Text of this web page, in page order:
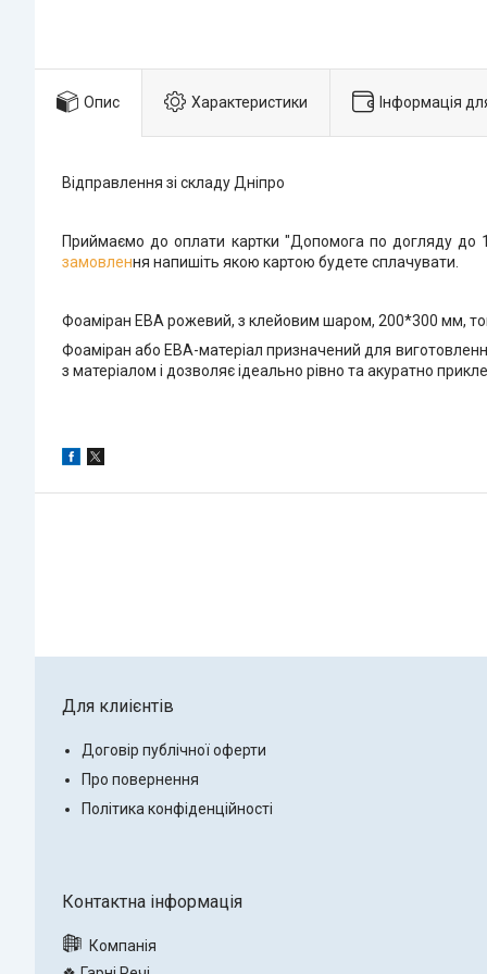
Опис Характеристики Інформація
Відправлення зі складу Дніпро
Приймаємо до оплати картки "Допомога по догляду
замовлення напишіть якою картою будете сплачувати.
Фоаміран ЕВА рожевий, з клейовим шаром, 200*300 мм,
Фоаміран або ЕВА-матеріал призначений для
з матеріалом і дозволяє ідеально рівно та акуратно
Для клиієнтів
Договір публічної оферти
Про повернення
Політика конфіденційності